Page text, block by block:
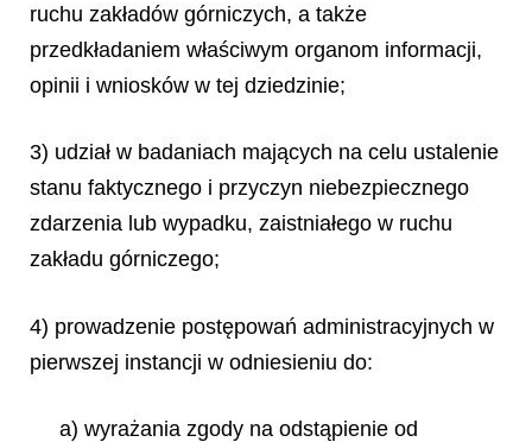
ruchu zakładów górniczych, a także
przedkładaniem właściwym organom informacji,
opinii i wniosków w tej dziedzinie;
3) udział w badaniach mających na celu ustalenie
stanu faktycznego i przyczyn niebezpiecznego
zdarzenia lub wypadku, zaistniałego w ruchu
zakładu górniczego;
4) prowadzenie postępowań administracyjnych w
pierwszej instancji w odniesieniu do:
a) wyrażania zgody na odstąpienie od